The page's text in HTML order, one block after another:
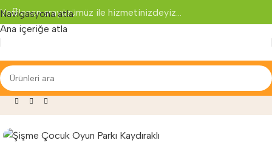
Navigasyona atla
Ana içeriğe atla
Yenilenen arayüzümüz ile hizmetinizdeyiz...
»Şişme Oyun Parkı